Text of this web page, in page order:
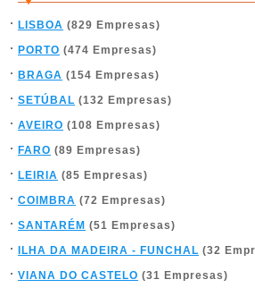
LISBOA (829 Empresas)
PORTO (474 Empresas)
BRAGA (154 Empresas)
SETÚBAL (132 Empresas)
AVEIRO (108 Empresas)
FARO (89 Empresas)
LEIRIA (85 Empresas)
COIMBRA (72 Empresas)
SANTARÉM (51 Empresas)
ILHA DA MADEIRA - FUNCHAL (32
VIANA DO CASTELO (31 Empresas)